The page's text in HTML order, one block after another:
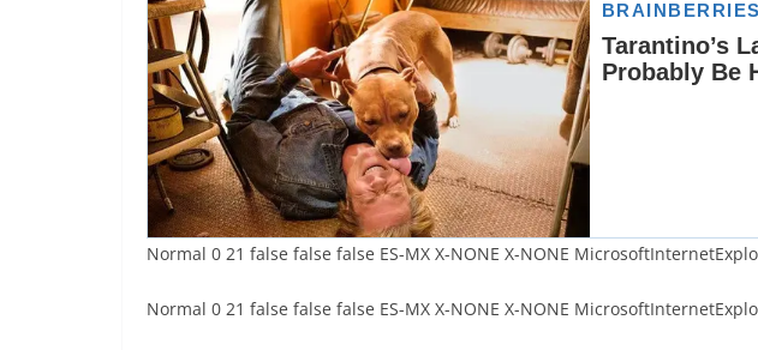
Normal 0 21 false false false ES-MX X-NONE X-NONE
Normal 0 21 false false false ES-MX X-NONE X-NONE